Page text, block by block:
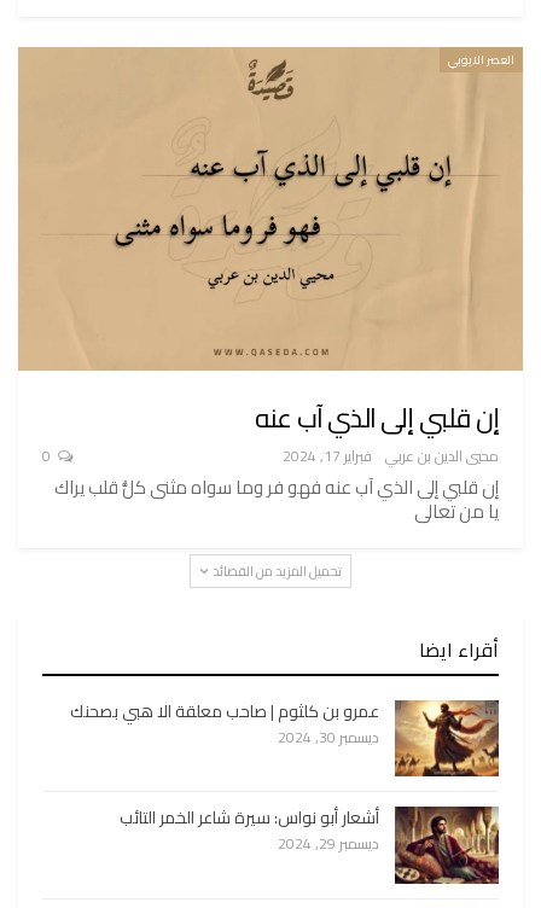
العصر الايوبي
إن قلبي إلى الذي آب عنه
محيي الدين بن عربي فبراير 17, 2024
إن قلبي إلى الذي آب عنه فهو فر وما سواه مثنى كلُّ قلب يراك
يا من تعالى
تحميل المزيد من القصائد
أقراء ايضا
عمرو بن كلثوم | صاحب معلقة الا هبي بصحنك
ديسمبر 30, 2024
أشعار أبو نواس: سيرة شاعر الخمر التائب
ديسمبر 29, 2024